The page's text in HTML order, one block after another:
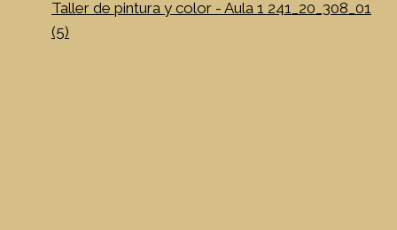
Taller de pintura y color - Aula 1 241_20_308_01
(5)